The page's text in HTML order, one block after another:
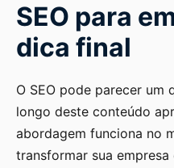
SEO para
dica final
O SEO pode parecer um
longo deste conteúdo
abordagem funciona no
transformar sua